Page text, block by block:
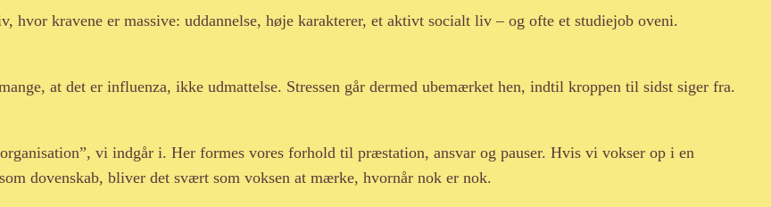
hvor kravene er massive: uddannelse, høje karakterer, et aktivt socialt liv – og ofte et studiejob oveni.
at det er influenza, ikke udmattelse. Stressen går dermed ubemærket hen, indtil kroppen til sidst siger fra.
vi indgår i. Her formes vores forhold til præstation, ansvar og pauser. Hvis vi vokser op i en
dovenskab, bliver det svært som voksen at mærke, hvornår nok er nok.